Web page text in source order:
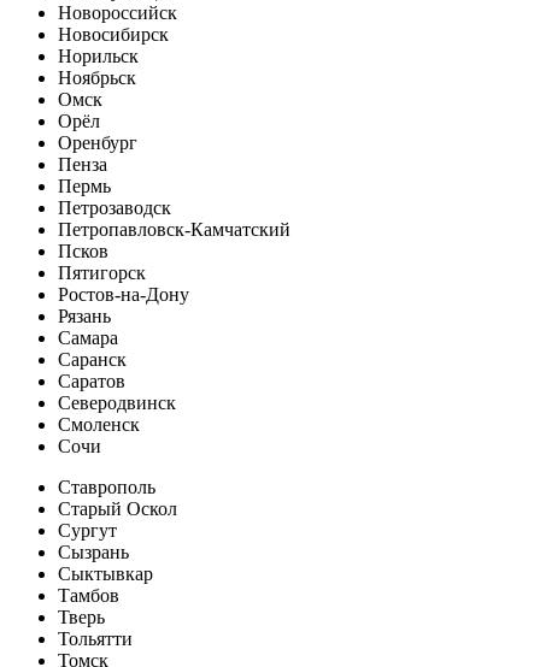
Новороссийск
Новосибирск
Норильск
Ноябрьск
Омск
Орёл
Оренбург
Пенза
Пермь
Петрозаводск
Петропавловск-Камчатский
Псков
Пятигорск
Ростов-на-Дону
Рязань
Самара
Саранск
Саратов
Северодвинск
Смоленск
Сочи
Ставрополь
Старый Оскол
Сургут
Сызрань
Сыктывкар
Тамбов
Тверь
Тольятти
Томск